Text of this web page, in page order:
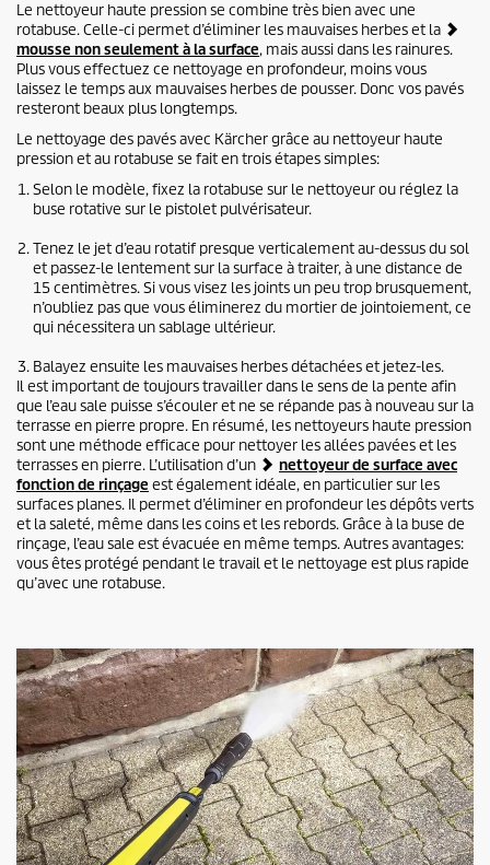
Le nettoyeur haute pression se combine très bien avec une
rotabuse. Celle-ci permet d’éliminer les mauvaises herbes et la
mousse non seulement à la surface, mais aussi dans les rainures.
Plus vous effectuez ce nettoyage en profondeur, moins vous
laissez le temps aux mauvaises herbes de pousser. Donc vos pavés
resteront beaux plus longtemps.
Le nettoyage des pavés avec Kärcher grâce au nettoyeur haute
pression et au rotabuse se fait en trois étapes simples:
Selon le modèle, fixez la rotabuse sur le nettoyeur ou réglez la
buse rotative sur le pistolet pulvérisateur.
Tenez le jet d’eau rotatif presque verticalement au-dessus du sol
et passez-le lentement sur la surface à traiter, à une distance de
15 centimètres. Si vous visez les joints un peu trop brusquement,
n’oubliez pas que vous éliminerez du mortier de jointoiement, ce
qui nécessitera un sablage ultérieur.
Balayez ensuite les mauvaises herbes détachées et jetez-les.
Il est important de toujours travailler dans le sens de la pente afin
que l’eau sale puisse s’écouler et ne se répande pas à nouveau sur la
terrasse en pierre propre. En résumé, les nettoyeurs haute pression
sont une méthode efficace pour nettoyer les allées pavées et les
terrasses en pierre. L’utilisation d’un
nettoyeur de surface avec
fonction de rinçage est également idéale, en particulier sur les
surfaces planes. Il permet d’éliminer en profondeur les dépôts verts
et la saleté, même dans les coins et les rebords. Grâce à la buse de
rinçage, l’eau sale est évacuée en même temps. Autres avantages:
vous êtes protégé pendant le travail et le nettoyage est plus rapide
qu’avec une rotabuse.